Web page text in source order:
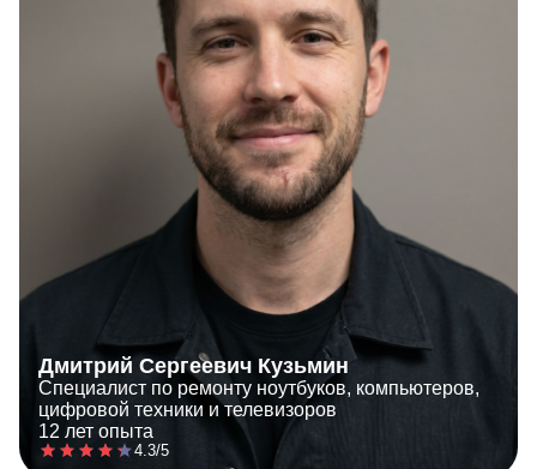
Дмитрий Сергеевич Кузьмин
Специалист по ремонту ноутбуков, компьютеров,
цифровой техники и телевизоров
12 лет опыта
4.3/5